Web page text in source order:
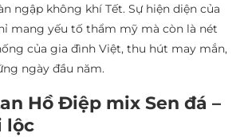
ngập không khí Tết. Sự hiện diện của
mang yếu tố thẩm mỹ mà còn là nét
của gia đình Việt, thu hút may mắn,
ngày đầu năm.
Hồ Điệp mix Sen đá –
lộc